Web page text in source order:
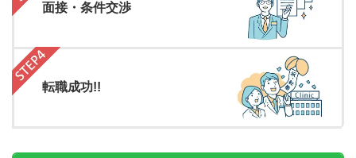
面接・条件交渉
転職成功!!